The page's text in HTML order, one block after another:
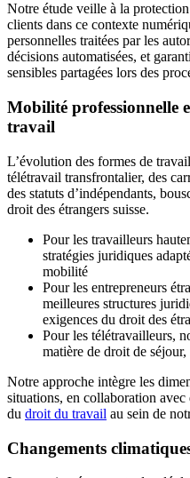
Notre étude veille à la
clients dans ce contexte
personnelles traitées par les
décisions automatisées, et
sensibles partagées lors des
Mobilité professionnelle
travail
L’évolution des formes de
télétravail transfrontalier, des
des statuts d’indépendants,
droit des étrangers suisse.
Pour les travailleurs
stratégies juridiques
mobilité
Pour les entrepreneurs
meilleures structures
exigences du droit des
Pour les télétravailleurs,
matière de droit de
Notre approche intègre les
situations, en collaboration avec
du droit du travail au sein de
Changements